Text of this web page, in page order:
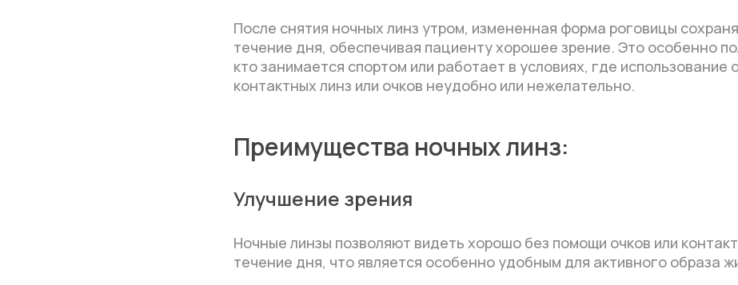
После снятия ночных линз утром, измененная форма роговицы
течение дня, обеспечивая пациенту хорошее зрение. Это особенно
кто занимается спортом или работает в условиях, где использование
контактных линз или очков неудобно или нежелательно.
Преимущества ночных линз:
Улучшение зрения
Ночные линзы позволяют видеть хорошо без помощи очков или
течение дня, что является особенно удобным для активного образа